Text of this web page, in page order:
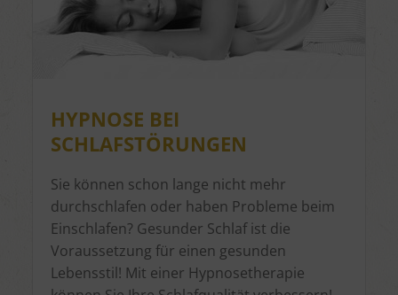
HYPNOSE BEI
SCHLAFSTÖRUNGEN
Sie können schon lange nicht mehr
durchschlafen oder haben Probleme beim
Einschlafen? Gesunder Schlaf ist die
Voraussetzung für einen gesunden
Lebensstil! Mit einer Hypnosetherapie